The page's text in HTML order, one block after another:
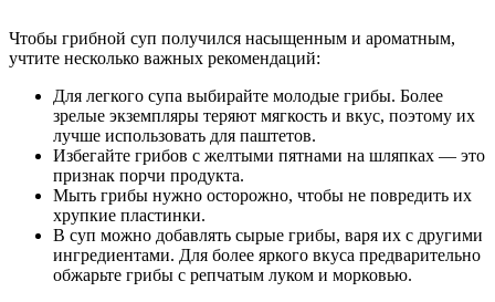
Чтобы грибной суп получился насыщенным и ароматным,
учтите несколько важных рекомендаций:
Для легкого супа выбирайте молодые грибы. Более
зрелые экземпляры теряют мягкость и вкус, поэтому их
лучше использовать для паштетов.
Избегайте грибов с желтыми пятнами на шляпках — это
признак порчи продукта.
Мыть грибы нужно осторожно, чтобы не повредить их
хрупкие пластинки.
В суп можно добавлять сырые грибы, варя их с другими
ингредиентами. Для более яркого вкуса предварительно
обжарьте грибы с репчатым луком и морковью.